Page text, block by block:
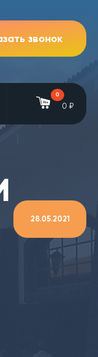
звонок
0
0 ₽
28.05.2021